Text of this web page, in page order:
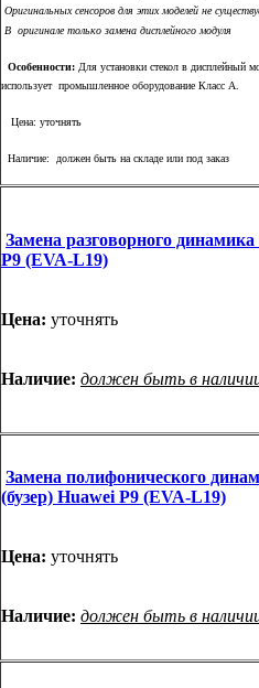
Оригинальных сенсоров для этих моделей не
В оригинале только замена дисплейного модуля
Особенности: Для установки стекол в дисплейный
использует промышленное оборудование Класс А.
Цена: уточнять
Наличие: должен быть на складе или под заказ
Замена разговорного
P9 (EVA-L19)
Цена: уточнять
Наличие: должен быть в
Замена полифонического
(бузер) Huawei P9 (EVA-L19)
Цена: уточнять
Наличие: должен быть в